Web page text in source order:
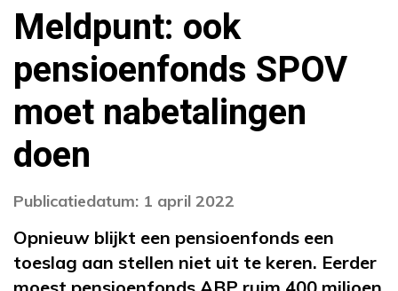
Meldpunt: ook
pensioenfonds SPOV
moet nabetalingen
doen
Publicatiedatum: 1 april 2022
Opnieuw blijkt een pensioenfonds een
toeslag aan stellen niet uit te keren. Eerder